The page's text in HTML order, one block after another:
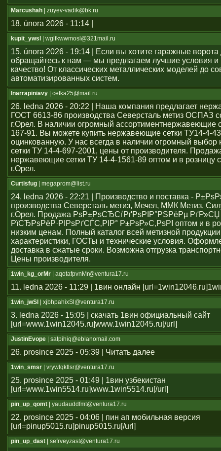
Marcushah | zuyev-vadik@bk.ru
18. února 2026 - 11:14 |
kupit_ywsl | wglfkwwmosl@321mail.ru
15. února 2026 - 19:14 | Если вы хотите гаражные
обращайтесь к нам — мы предлагаем лучшие условия и
качество! От классических металлических моделей до
автоматизированных систем.
Inarrapiniavy | cetka25@mail.ru
26. ledna 2026 - 20:22 | Наша компания предлагает
ГОСТ 6613-86 производства Северсталь метиз ОСПАЗ
г.Орел. В наличии огромный ассортиментнержавеющие
167-91. Вы можете купить нержавеющие сетки ТУ14-4-
оцинкованную. У нас всегда в наличии огромный
сетки ТУ 14-4-697-2001, цены от производителя.
нержавеющие сетки ТУ 14-4-1561-89 оптом и в розницу
г.Орел.
Curtisfug | megaprom@list.ru
24. ledna 2026 - 22:21 | Производство и поставка -
производства Северсталь метиз, Мечел, ММК Метиз,
г.Орел. Продажа РѕР±РѕСЂСѓРґРѕРІР°РЅРёРµ РґР»СЏ
РїСЂРѕРёР·РІРѕРґСЃС‚РІР° Р±РѕР»С‚РѕРІ оптом и в
низким ценам. Полный каталог всей метизной
характеристики, ГОСТы и технические условия.
доставка в сжатые сроки. Возможна отгрузка
Цены производителя.
1win_kg_orMr | aqotafpvnMr@ventura17.ru
11. ledna 2026 - 11:29 | 1вин онлайн
1win_jwSl | xjbhpahixSl@ventura17.ru
3. ledna 2026 - 15:05 | скачать 1вин официальный сайт
[url=www.1win12045.ru]www.1win12045.ru[/url]
JustinEvope | satpihiq@eblanomail.com
26. prosince 2025 - 05:39 | Читать далее
1win_smsr | vrywlqktlsr@ventura17.ru
25. prosince 2025 - 01:49 | 1вин узбекистан
[url=www.1win5514.ru]www.1win5514.ru[/url]
pin_up_qomt | yaudauddfmt@ventura17.ru
22. prosince 2025 - 04:06 | пин ап мобильная версия
[url=pinup5015.ru]pinup5015.ru[/url]
pin_up_dast | sefrveyzast@ventura17.ru